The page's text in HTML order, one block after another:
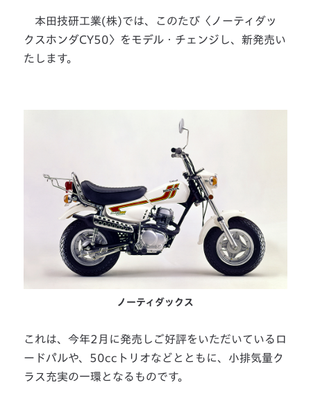
本田技研工業(株)では、このたび〈ノーティダッ
クスホンダCY50〉をモデル・チェンジし、新発売い
たします。
ノーティダックス
これは、今年2月に発売しご好評をいただいているロ
ードパルや、50ccトリオなどとともに、小排気量ク
ラス充実の一環となるものです。